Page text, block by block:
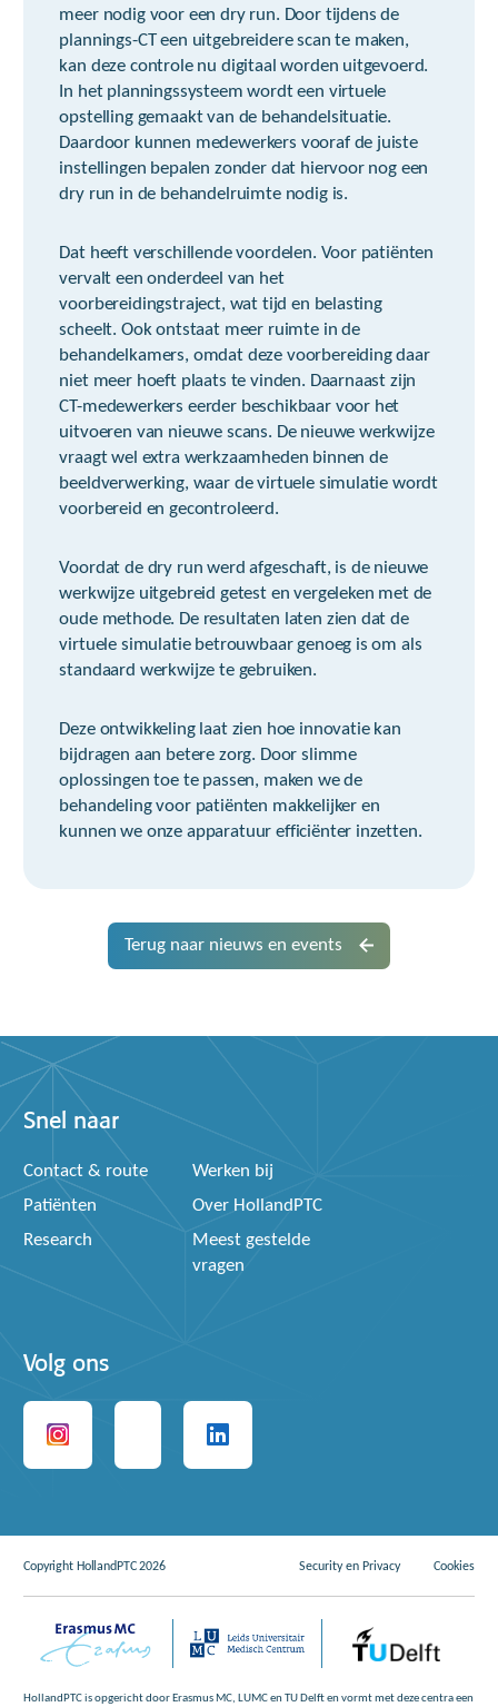
meer nodig voor een dry run. Door tijdens de
plannings-CT een uitgebreidere scan te maken,
kan deze controle nu digitaal worden uitgevoerd.
In het planningssysteem wordt een virtuele
opstelling gemaakt van de behandelsituatie.
Daardoor kunnen medewerkers vooraf de juiste
instellingen bepalen zonder dat hiervoor nog een
dry run in de behandelruimte nodig is.
Dat heeft verschillende voordelen. Voor patiënten
vervalt een onderdeel van het
voorbereidingstraject, wat tijd en belasting
scheelt. Ook ontstaat meer ruimte in de
behandelkamers, omdat deze voorbereiding daar
niet meer hoeft plaats te vinden. Daarnaast zijn
CT-medewerkers eerder beschikbaar voor het
uitvoeren van nieuwe scans. De nieuwe werkwijze
vraagt wel extra werkzaamheden binnen de
beeldverwerking, waar de virtuele simulatie wordt
voorbereid en gecontroleerd.
Voordat de dry run werd afgeschaft, is de nieuwe
werkwijze uitgebreid getest en vergeleken met de
oude methode. De resultaten laten zien dat de
virtuele simulatie betrouwbaar genoeg is om als
standaard werkwijze te gebruiken.
Deze ontwikkeling laat zien hoe innovatie kan
bijdragen aan betere zorg. Door slimme
oplossingen toe te passen, maken we de
behandeling voor patiënten makkelijker en
kunnen we onze apparatuur efficiënter inzetten.
Terug naar nieuws en events
Snel naar
Contact & route
Werken bij
Patiënten
Over HollandPTC
Research
Meest gestelde
vragen
Volg ons
Copyright HollandPTC 2026 Security en Privacy Cookies
HollandPTC is opgericht door Erasmus MC, LUMC en TU Delft en vormt met deze centra een